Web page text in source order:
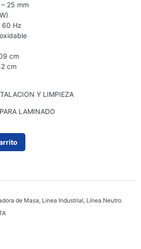
25 mm
60 Hz
cm
cm
Y LIMPIEZA
LAMINADO
de Masa, Linea Industrial, Línea Neutro